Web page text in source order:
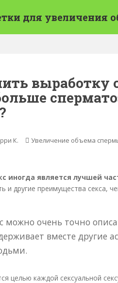
для увеличения
выработку
К. Увеличение объема
иногда является лучшей
и другие преимущества секса,
можно очень точно
вместе другие
целью каждой сексуальной